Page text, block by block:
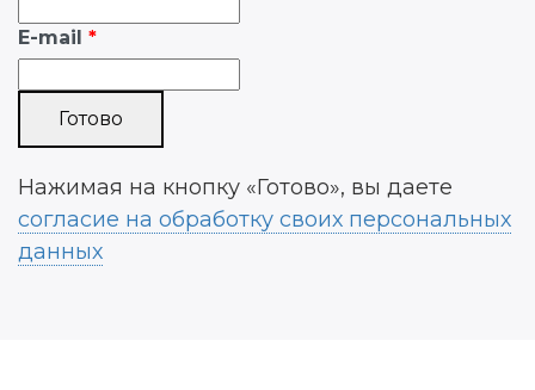
E-mail
Нажимая на кнопку «Готово», вы даете
согласие на обработку своих персональных
данных